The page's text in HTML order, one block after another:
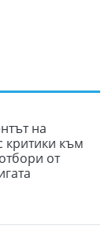
на
критики към
от